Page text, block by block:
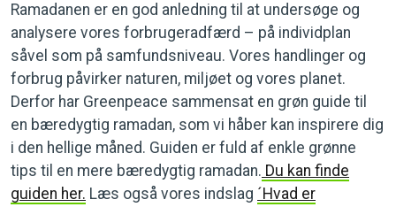
Ramadanen er en god anledning til at undersøge og
analysere vores forbrugeradfærd – på individplan
såvel som på samfundsniveau. Vores handlinger og
forbrug påvirker naturen, miljøet og vores planet.
Derfor har Greenpeace sammensat en grøn guide til
en bæredygtig ramadan, som vi håber kan inspirere dig
i den hellige måned. Guiden er fuld af enkle grønne
tips til en mere bæredygtig ramadan. Du kan finde
guiden her. Læs også vores indslag ´Hvad er